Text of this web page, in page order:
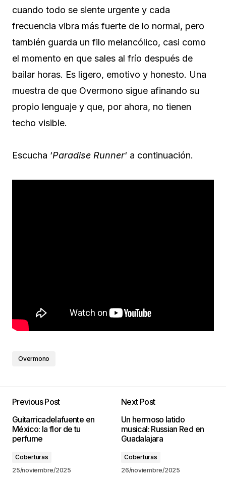
cuando todo se siente urgente y cada
frecuencia vibra más fuerte de lo normal, pero
también guarda un filo melancólico, casi como
el momento en que sales al frío después de
bailar horas. Es ligero, emotivo y honesto. Una
muestra de que Overmono sigue afinando su
propio lenguaje y que, por ahora, no tienen
techo visible.
Escucha ‘Paradise Runner‘ a continuación.
Overmono
Previous Post
Guitarricadelafuente en
México: la flor de tu
perfume
Coberturas
25/noviembre/2025
Next Post
Un hermoso latido
musical: Russian Red en
Guadalajara
Coberturas
26/noviembre/2025